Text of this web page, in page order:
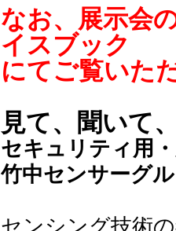
なお、展示会
イスブック
にてご覧いた
見て、聞いて
セキュリティ用
竹中センサーグ
センシング技術